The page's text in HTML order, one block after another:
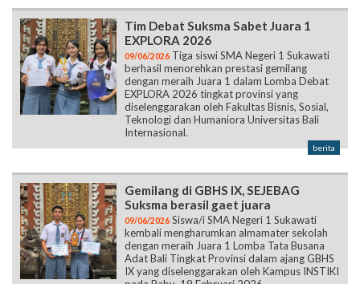
Tim Debat Suksma Sabet Juara 1
EXPLORA 2026
09/06/2026 Tiga siswi SMA Negeri 1 Sukawati
berhasil menorehkan prestasi gemilang
dengan meraih Juara 1 dalam Lomba Debat
EXPLORA 2026 tingkat provinsi yang
diselenggarakan oleh Fakultas Bisnis, Sosial,
Teknologi dan Humaniora Universitas Bali
Internasional.
berita
Gemilang di GBHS IX, SEJEBAG
Suksma berasil gaet juara
09/06/2026 Siswa/i SMA Negeri 1 Sukawati
kembali mengharumkan almamater sekolah
dengan meraih Juara 1 Lomba Tata Busana
Adat Bali Tingkat Provinsi dalam ajang GBHS
IX yang diselenggarakan oleh Kampus INSTIKI